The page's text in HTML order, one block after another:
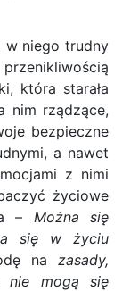
w niego trudny
która starała
nim rządzące,
bezpieczne
a nawet
z nimi
życiowe
– Można się
się w życiu
na zasady,
nie mogą się